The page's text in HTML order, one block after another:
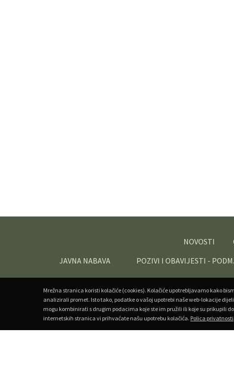
NOVOSTI
JAVNA NABAVA
POZIVI I OBAVIJESTI -
Mrežna stranica koristi kolačiće (cookies). Kolačiće upotrebljavamo kako
analizirali promet. Isto tako, podatke o vašoj upotrebi naše web-lokacije
mogu kombinirati s drugim podacima koje ste im pružili ili koje su prikupili
internetskih stranica vi prihvaćate našu upotrebu kolačića. Polica privatnosti